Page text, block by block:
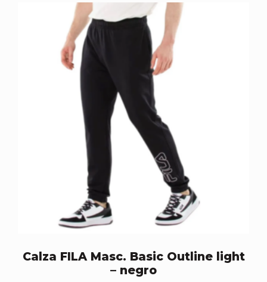
Calza FILA Masc. Basic Outline light
– negro